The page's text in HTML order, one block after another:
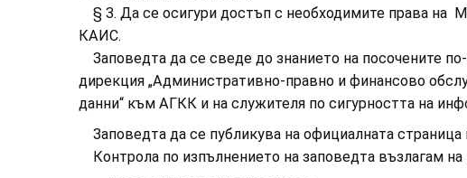
§ 3. Да се осигури достъп с необходимите права на
КАИС.
Заповедта да се сведе до знанието на посочените
дирекция „Административно-правно и финансово
данни“ към АГКК и на служителя по сигурността на
Заповедта да се публикува на официалната
Контрола по изпълнението на заповедта възлагам на